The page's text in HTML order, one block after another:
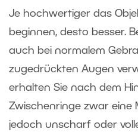
Je hochwertiger das
beginnen, desto besser.
auch bei normalem
zugedrückten Augen
erhalten Sie nach dem
Zwischenringe zwar eine
jedoch unscharf oder